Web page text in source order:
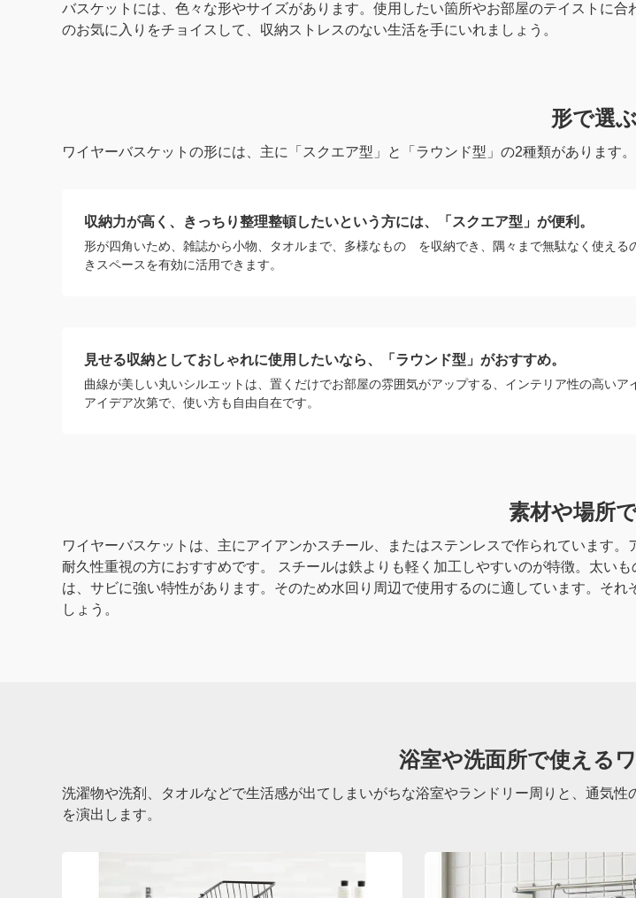
バスケットには、色々な形やサイズがあります。使用したい箇所やお部屋のテイストに
のお気に入りをチョイスして、収納ストレスのない生活を手にいれましょう。
形で選ぶ
ワイヤーバスケットの形には、主に「スクエア型」と「ラウンド型」の2種類があります。
収納力が高く、きっちり整理整頓したいという方には、「スクエア型」が便利。
形が四角いため、雑誌から小物、タオルまで、多様なもの を収納でき、隅々まで無駄なく使え
きスペースを有効に活用できます。
見せる収納としておしゃれに使用したいなら、「ラウンド型」がおすすめ。
曲線が美しい丸いシルエットは、置くだけでお部屋の雰囲気がアップする、インテリア性の高い
アイデア次第で、使い方も自由自在です。
素材や場所
ワイヤーバスケットは、主にアイアンかスチール、またはステンレスで作られています
耐久性重視の方におすすめです。 スチールは鉄よりも軽く加工しやすいのが特徴。太い
は、サビに強い特性があります。そのため水回り周辺で使用するのに適しています。そ
しょう。
浴室や洗面所で使える
洗濯物や洗剤、タオルなどで生活感が出てしまいがちな浴室やランドリー周りと、通気
を演出します。